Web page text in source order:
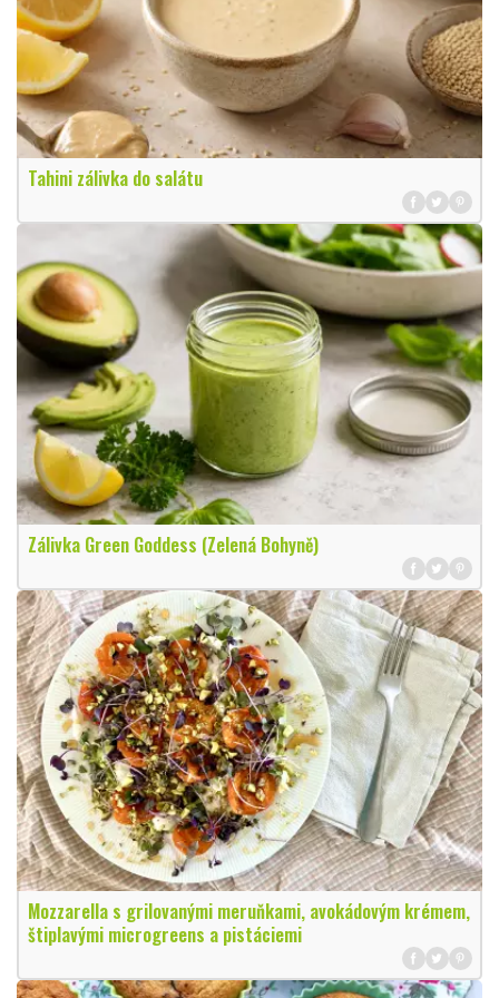
Tahini zálivka do salátu
Zálivka Green Goddess (Zelená Bohyně)
Mozzarella s grilovanými meruňkami, avokádovým krémem,
štiplavými microgreens a pistáciemi